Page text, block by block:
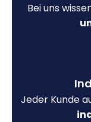
Bei uns
Jeder Kunde